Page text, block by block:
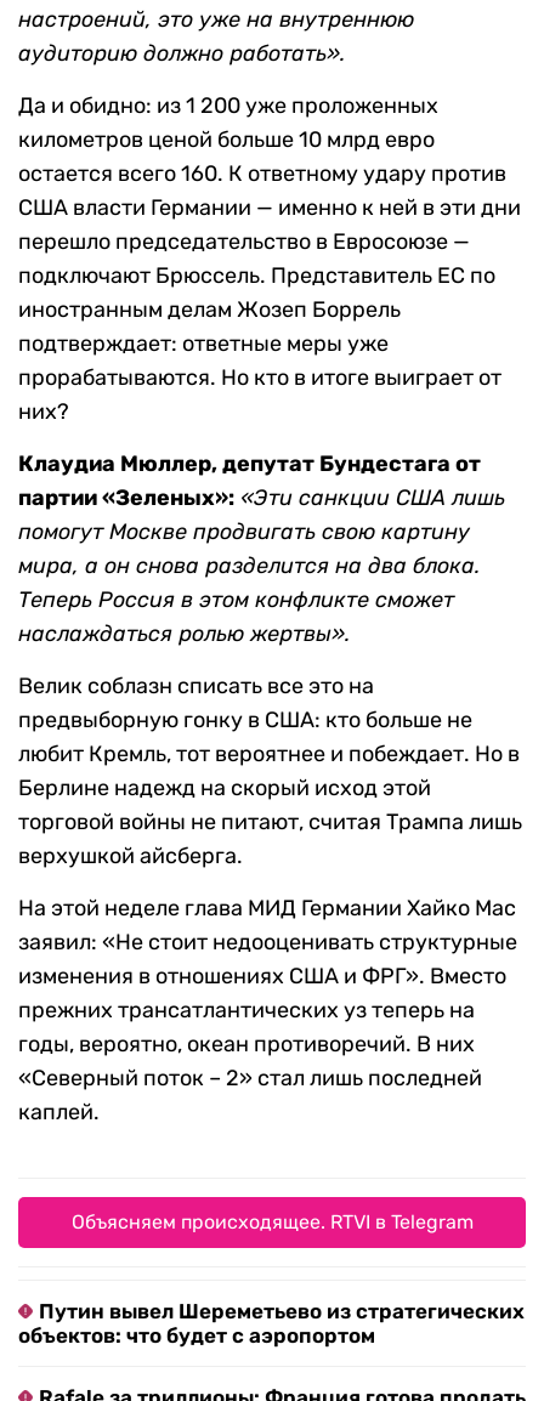
настроений, это уже на внутреннюю
аудиторию должно работать».
Да и обидно: из 1 200 уже проложенных
километров ценой больше 10 млрд евро
остается всего 160. К ответному удару против
США власти Германии — именно к ней в эти дни
перешло председательство в Евросоюзе —
подключают Брюссель. Представитель ЕС по
иностранным делам Жозеп Боррель
подтверждает: ответные меры уже
прорабатываются. Но кто в итоге выиграет от
них?
Клаудиа Мюллер, депутат Бундестага от
партии «Зеленых»: «Эти санкции США лишь
помогут Москве продвигать свою картину
мира, а он снова разделится на два блока.
Теперь Россия в этом конфликте сможет
наслаждаться ролью жертвы».
Велик соблазн списать все это на
предвыборную гонку в США: кто больше не
любит Кремль, тот вероятнее и побеждает. Но в
Берлине надежд на скорый исход этой
торговой войны не питают, считая Трампа лишь
верхушкой айсберга.
На этой неделе глава МИД Германии Хайко Мас
заявил: «Не стоит недооценивать структурные
изменения в отношениях США и ФРГ». Вместо
прежних трансатлантических уз теперь на
годы, вероятно, океан противоречий. В них
«Северный поток – 2» стал лишь последней
каплей.
Объясняем происходящее. RTVI в Telegram
Путин вывел Шереметьево из стратегических
объектов: что будет с аэропортом